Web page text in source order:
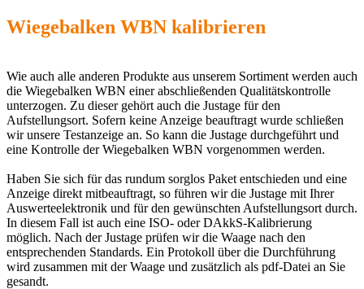
Wiegebalken WBN kalibrieren
Wie auch alle anderen Produkte aus unserem Sortiment werden auch
die Wiegebalken WBN einer abschließenden Qualitätskontrolle
unterzogen. Zu dieser gehört auch die Justage für den
Aufstellungsort. Sofern keine Anzeige beauftragt wurde schließen
wir unsere Testanzeige an. So kann die Justage durchgeführt und
eine Kontrolle der Wiegebalken WBN vorgenommen werden.
Haben Sie sich für das rundum sorglos Paket entschieden und eine
Anzeige direkt mitbeauftragt, so führen wir die Justage mit Ihrer
Auswerteelektronik und für den gewünschten Aufstellungsort durch.
In diesem Fall ist auch eine ISO- oder DAkkS-Kalibrierung
möglich. Nach der Justage prüfen wir die Waage nach den
entsprechenden Standards. Ein Protokoll über die Durchführung
wird zusammen mit der Waage und zusätzlich als pdf-Datei an Sie
gesandt.